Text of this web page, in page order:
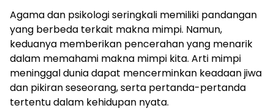
Agama dan psikologi seringkali memiliki pandangan
yang berbeda terkait makna mimpi. Namun,
keduanya memberikan pencerahan yang menarik
dalam memahami makna mimpi kita. Arti mimpi
meninggal dunia dapat mencerminkan keadaan jiwa
dan pikiran seseorang, serta pertanda-pertanda
tertentu dalam kehidupan nyata.